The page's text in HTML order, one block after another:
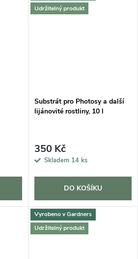
Udržitelný produkt
Substrát pro Photosy a další
lijánovité rostliny, 10 l
350 Kč
Skladem 14 ks
DO KOŠÍKU
Vyrobeno v Gardners
Udržitelný produkt